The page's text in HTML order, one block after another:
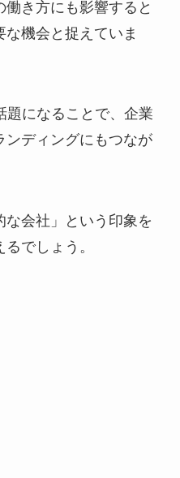
き方にも影響すると
機会と捉えていま
題になることで、企業
ンディングにもつなが
会社」という印象を
でしょう。